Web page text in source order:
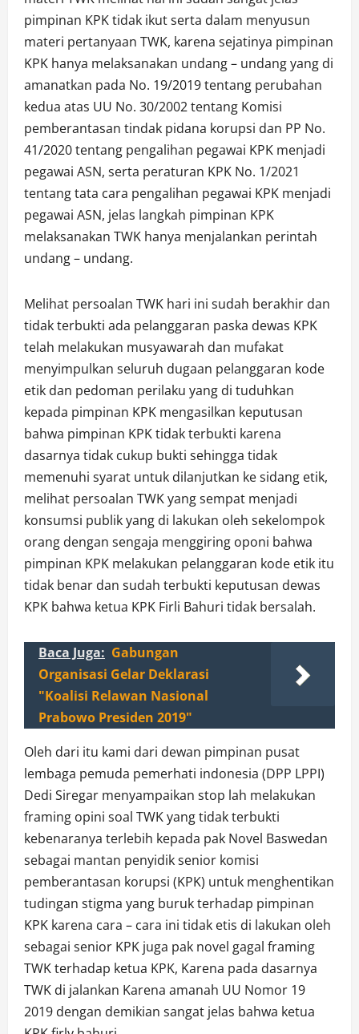
pimpinan KPK tidak ikut serta dalam menyusun
materi pertanyaan TWK, karena sejatinya pimpinan
KPK hanya melaksanakan undang – undang yang di
amanatkan pada No. 19/2019 tentang perubahan
kedua atas UU No. 30/2002 tentang Komisi
pemberantasan tindak pidana korupsi dan PP No.
41/2020 tentang pengalihan pegawai KPK menjadi
pegawai ASN, serta peraturan KPK No. 1/2021
tentang tata cara pengalihan pegawai KPK menjadi
pegawai ASN, jelas langkah pimpinan KPK
melaksanakan TWK hanya menjalankan perintah
undang – undang.
Melihat persoalan TWK hari ini sudah berakhir dan
tidak terbukti ada pelanggaran paska dewas KPK
telah melakukan musyawarah dan mufakat
menyimpulkan seluruh dugaan pelanggaran kode
etik dan pedoman perilaku yang di tuduhkan
kepada pimpinan KPK mengasilkan keputusan
bahwa pimpinan KPK tidak terbukti karena
dasarnya tidak cukup bukti sehingga tidak
memenuhi syarat untuk dilanjutkan ke sidang etik,
melihat persoalan TWK yang sempat menjadi
konsumsi publik yang di lakukan oleh sekelompok
orang dengan sengaja menggiring oponi bahwa
pimpinan KPK melakukan pelanggaran kode etik itu
tidak benar dan sudah terbukti keputusan dewas
KPK bahwa ketua KPK Firli Bahuri tidak bersalah.
Baca Juga: Gabungan
Organisasi Gelar Deklarasi
"Koalisi Relawan Nasional
Prabowo Presiden 2019"
Oleh dari itu kami dari dewan pimpinan pusat
lembaga pemuda pemerhati indonesia (DPP LPPI)
Dedi Siregar menyampaikan stop lah melakukan
framing opini soal TWK yang tidak terbukti
kebenaranya terlebih kepada pak Novel Baswedan
sebagai mantan penyidik senior komisi
pemberantasan korupsi (KPK) untuk menghentikan
tudingan stigma yang buruk terhadap pimpinan
KPK karena cara – cara ini tidak etis di lakukan oleh
sebagai senior KPK juga pak novel gagal framing
TWK terhadap ketua KPK, Karena pada dasarnya
TWK di jalankan Karena amanah UU Nomor 19
2019 dengan demikian sangat jelas bahwa ketua